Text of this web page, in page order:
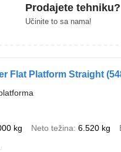
Prodajete tehniku?
Učinite to sa nama!
Flat Platform Straight
kg Neto težina 6.520 kg